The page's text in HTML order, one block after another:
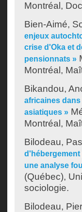
Montréal,
Bien-Aimé,
enjeux
crise d'Oka et
pensionnats »
Montréal,
Bikandou,
africaines
asiatiques »
Montréal,
Bilodeau,
d'hébergement
une analyse
(Québec),
sociologie.
Bilodeau,